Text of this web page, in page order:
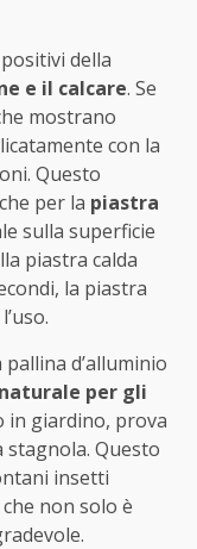
della
e il calcare. Se
mostrano
con la
Questo
per la piastra
sulla superficie
piastra calda
la piastra
d’alluminio
per gli
in giardino, prova
stagnola. Questo
insetti
non solo è